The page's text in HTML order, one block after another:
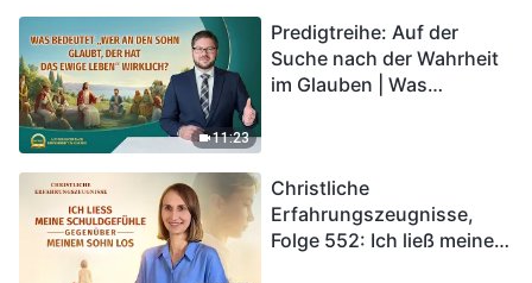
11:23
Predigtreihe: Auf der
Suche nach der Wahrheit
im Glauben | Was
Christliche
Erfahrungszeugnisse,
Folge 552: Ich ließ meine